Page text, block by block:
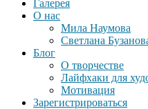
Галерея
О нас
Мила Наумова
Светлана
Блог
О творчестве
Лайфхаки для
Мотивация
Зарегистрироваться